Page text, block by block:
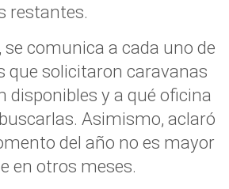
restantes.
comunica a cada uno de
que solicitaron caravanas
disponibles y a qué oficina
Asimismo, aclaró
del año no es mayor
en otros meses.